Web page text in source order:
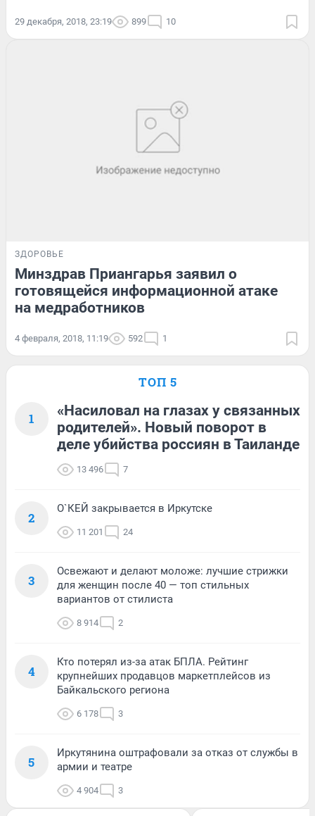
29 декабря, 2018, 23:19 899 10
ЗДОРОВЬЕ
Минздрав Приангарья заявил о
готовящейся информационной атаке
на медработников
4 февраля, 2018, 11:19 592 1
ТОП 5
1
«Насиловал на глазах у связанных
родителей». Новый поворот в
деле убийства россиян в Таиланде
13 496 7
2
О`КЕЙ закрывается в Иркутске
11 201 24
3
Освежают и делают моложе: лучшие стрижки
для женщин после 40 — топ стильных
вариантов от стилиста
8 914 2
4
Кто потерял из-за атак БПЛА. Рейтинг
крупнейших продавцов маркетплейсов из
Байкальского региона
6 178 3
5
Иркутянина оштрафовали за отказ от службы в
армии и театре
4 904 3